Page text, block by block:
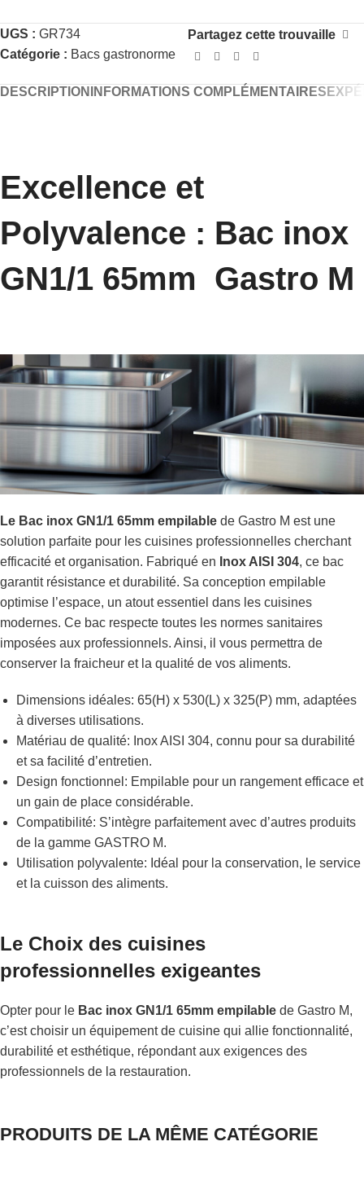
UGS : GR734
Catégorie : Bacs gastronorme
Partagez cette trouvaille
DESCRIPTION INFORMATIONS COMPLÉMENTAIRES
Excellence et
Polyvalence : Bac inox
GN1/1 65mm Gastro M
Le Bac inox GN1/1 65mm empilable de Gastro M est une
solution parfaite pour les cuisines professionnelles cherchant
efficacité et organisation. Fabriqué en Inox AISI 304, ce bac
garantit résistance et durabilité. Sa conception empilable
optimise l’espace, un atout essentiel dans les cuisines
modernes. Ce bac respecte toutes les normes sanitaires
imposées aux professionnels. Ainsi, il vous permettra de
conserver la fraicheur et la qualité de vos aliments.
Dimensions idéales: 65(H) x 530(L) x 325(P) mm, adaptées
à diverses utilisations.
Matériau de qualité: Inox AISI 304, connu pour sa durabilité
et sa facilité d’entretien.
Design fonctionnel: Empilable pour un rangement efficace et
un gain de place considérable.
Compatibilité: S’intègre parfaitement avec d’autres produits
de la gamme GASTRO M.
Utilisation polyvalente: Idéal pour la conservation, le service
et la cuisson des aliments.
Le Choix des cuisines
professionnelles exigeantes
Opter pour le Bac inox GN1/1 65mm empilable de Gastro M,
c’est choisir un équipement de cuisine qui allie fonctionnalité,
durabilité et esthétique, répondant aux exigences des
professionnels de la restauration.
PRODUITS DE LA MÊME CATÉGORIE